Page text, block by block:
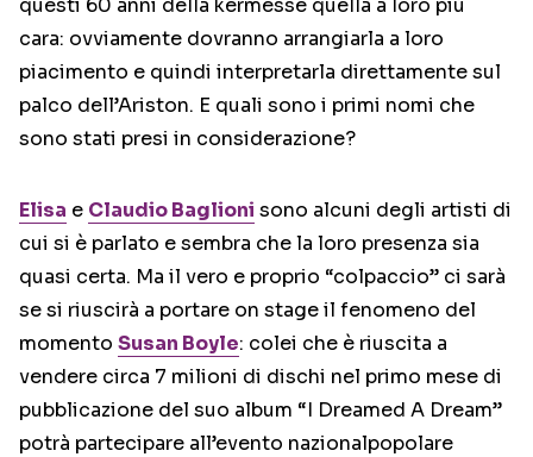
questi 60 anni della kermesse quella a loro più
cara: ovviamente dovranno arrangiarla a loro
piacimento e quindi interpretarla direttamente sul
palco dell’Ariston. E quali sono i primi nomi che
sono stati presi in considerazione?
Elisa e Claudio Baglioni sono alcuni degli artisti di
cui si è parlato e sembra che la loro presenza sia
quasi certa. Ma il vero e proprio “colpaccio” ci sarà
se si riuscirà a portare on stage il fenomeno del
momento Susan Boyle: colei che è riuscita a
vendere circa 7 milioni di dischi nel primo mese di
pubblicazione del suo album “I Dreamed A Dream”
potrà partecipare all’evento nazionalpopolare